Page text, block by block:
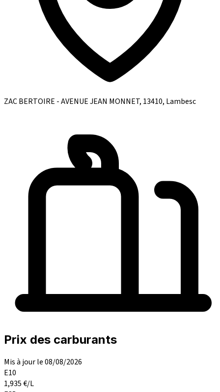
ZAC BERTOIRE - AVENUE JEAN MONNET, 13410, Lambesc
Prix des carburants
Mis à jour le 08/08/2026
E10
1,935€/L